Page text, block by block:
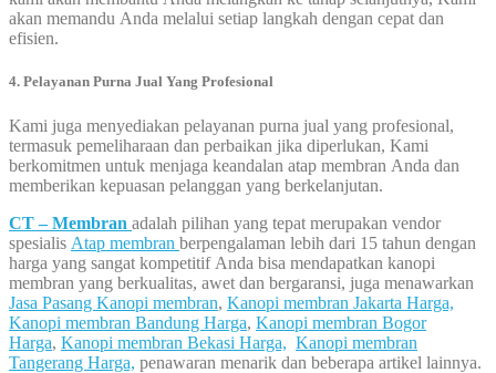
akan memandu Anda melalui setiap langkah dengan cepat dan
efisien.
4. Pelayanan Purna Jual Yang Profesional
Kami juga menyediakan pelayanan purna jual yang profesional,
termasuk pemeliharaan dan perbaikan jika diperlukan, Kami
berkomitmen untuk menjaga keandalan atap membran Anda dan
memberikan kepuasan pelanggan yang berkelanjutan.
CT – Membran adalah pilihan yang tepat merupakan vendor
spesialis Atap membran berpengalaman lebih dari 15 tahun dengan
harga yang sangat kompetitif Anda bisa mendapatkan kanopi
membran yang berkualitas, awet dan bergaransi, juga menawarkan
Jasa Pasang Kanopi membran, Kanopi membran Jakarta Harga,
Kanopi membran Bandung Harga, Kanopi membran Bogor
Harga, Kanopi membran Bekasi Harga, Kanopi membran
Tangerang Harga, penawaran menarik dan beberapa artikel lainnya.